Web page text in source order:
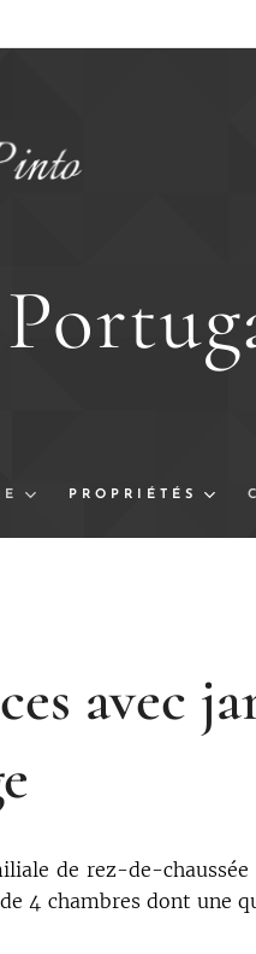
PROPRIÉTÉS
avec
de rez-de-chaussée
4 chambres dont une